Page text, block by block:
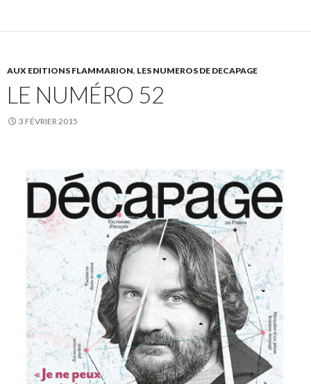
AUX EDITIONS FLAMMARION, LES NUMEROS DE DECAPAGE
LE NUMÉRO 52
3 FÉVRIER 2015